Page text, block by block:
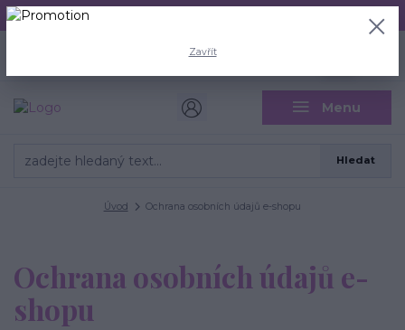
Aktuální doba odeslání je 3 - 5 pracovních dní.
Menu
CZK
Hledat
Úvod Ochrana osobních údajů e-shopu
Ochrana osobních údajů e-
shopu
Zavřít